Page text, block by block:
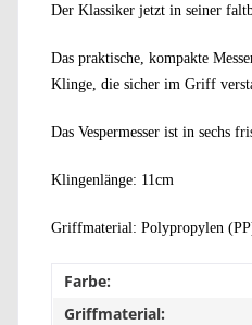
Der Klassiker jetzt in seiner
Das praktische, kompakte
Klinge, die sicher im Griff
Das Vespermesser ist in sechs
Klingenlänge: 11cm
Griffmaterial: Polypropylen
Farbe:
Griffmaterial: